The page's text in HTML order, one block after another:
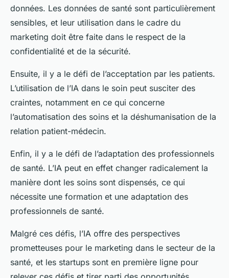
données. Les données de santé sont particulièrement
sensibles, et leur utilisation dans le cadre du
marketing doit être faite dans le respect de la
confidentialité et de la sécurité.
Ensuite, il y a le défi de l’acceptation par les patients.
L’utilisation de l’IA dans le soin peut susciter des
craintes, notamment en ce qui concerne
l’automatisation des soins et la déshumanisation de la
relation patient-médecin.
Enfin, il y a le défi de l’adaptation des professionnels
de santé. L’IA peut en effet changer radicalement la
manière dont les soins sont dispensés, ce qui
nécessite une formation et une adaptation des
professionnels de santé.
Malgré ces défis, l’IA offre des perspectives
prometteuses pour le marketing dans le secteur de la
santé, et les startups sont en première ligne pour